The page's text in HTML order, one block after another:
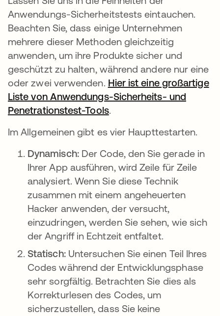
Anwendungs-Sicherheitstests eintauchen.
Beachten Sie, dass einige Unternehmen
mehrere dieser Methoden gleichzeitig
anwenden, um ihre Produkte sicher und
geschützt zu halten, während andere nur eine
oder zwei verwenden. Hier ist eine großartige
Liste von Anwendungs-Sicherheits- und
Penetrationstest-Toolswird in einer neuen
.
Im Allgemeinen gibt es vier Haupttestarten.
Dynamisch:Der Code, den Sie gerade in
Ihrer App ausführen, wird Zeile für Zeile
analysiert. Wenn Sie diese Technik
zusammen mit einem angeheuerten
Hacker anwenden, der versucht,
einzudringen, werden Sie sehen, wie sich
der Angriff in Echtzeit entfaltet.
Statisch: Untersuchen Sie einen Teil Ihres
Codes während der Entwicklungsphase
sehr sorgfältig. Betrachten Sie dies als
Korrekturlesen des Codes, um
sicherzustellen, dass Sie keine